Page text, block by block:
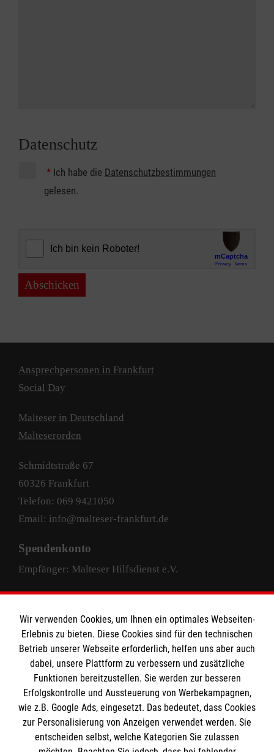
Datenschutz
* Ich habe die Datenschutzbestimmungen
gelesen.
Abschicken
Ansprechpersonen in Frankfurt
Social Day
Malteser in Deutschland
Malteserorden
Schmidtstraße 67
60326 Frankfurt
Telefon: 069 9421050
Email: info@malteser-frankfurt.de
Spendenkonto
Empfänger: Malteser Hilfsdienst e.V.
IBAN: DE63 3706 0193 4004 4000 33
BIC: GENODED1PAX
facebook instagram LinkedIn
Wir verwenden Cookies, um Ihnen ein optimales Webseiten-
Erlebnis zu bieten. Diese Cookies sind für den technischen
Betrieb unserer Webseite erforderlich, helfen uns aber auch
dabei, unsere Plattform zu verbessern und zusätzliche
Funktionen bereitzustellen. Sie werden zur besseren
Erfolgskontrolle und Aussteuerung von Werbekampagnen,
wie z.B. Google Ads, eingesetzt. Das bedeutet, dass Cookies
zur Personalisierung von Anzeigen verwendet werden. Sie
entscheiden selbst, welche Kategorien Sie zulassen